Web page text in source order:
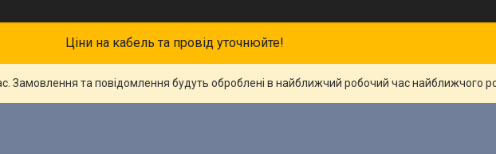
Ціни на кабель та провід уточнюйте!
Замовлення та повідомлення будуть оброблені в найближчий робочий час найближчого